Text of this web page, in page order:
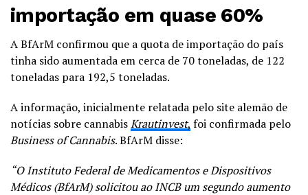
importação em quase 60%
A BfArM confirmou que a quota de importação do país
tinha sido aumentada em cerca de 70 toneladas, de 122
toneladas para 192,5 toneladas.
A informação, inicialmente relatada pelo site alemão de
notícias sobre cannabisKrautinvest, foi confirmada pelo
Business of Cannabis. BfArM disse:
“O Instituto Federal de Medicamentos e Dispositivos
Médicos (BfArM) solicitou ao INCB um segundo aumento